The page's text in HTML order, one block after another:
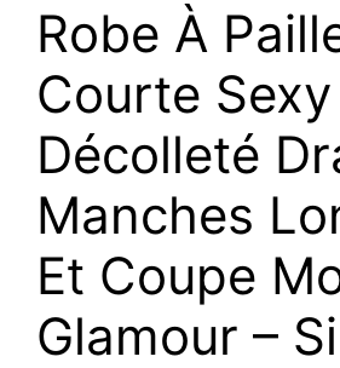
Robe À
Courte Sexy
Décolleté
Manches
Et Coupe
Glamour –